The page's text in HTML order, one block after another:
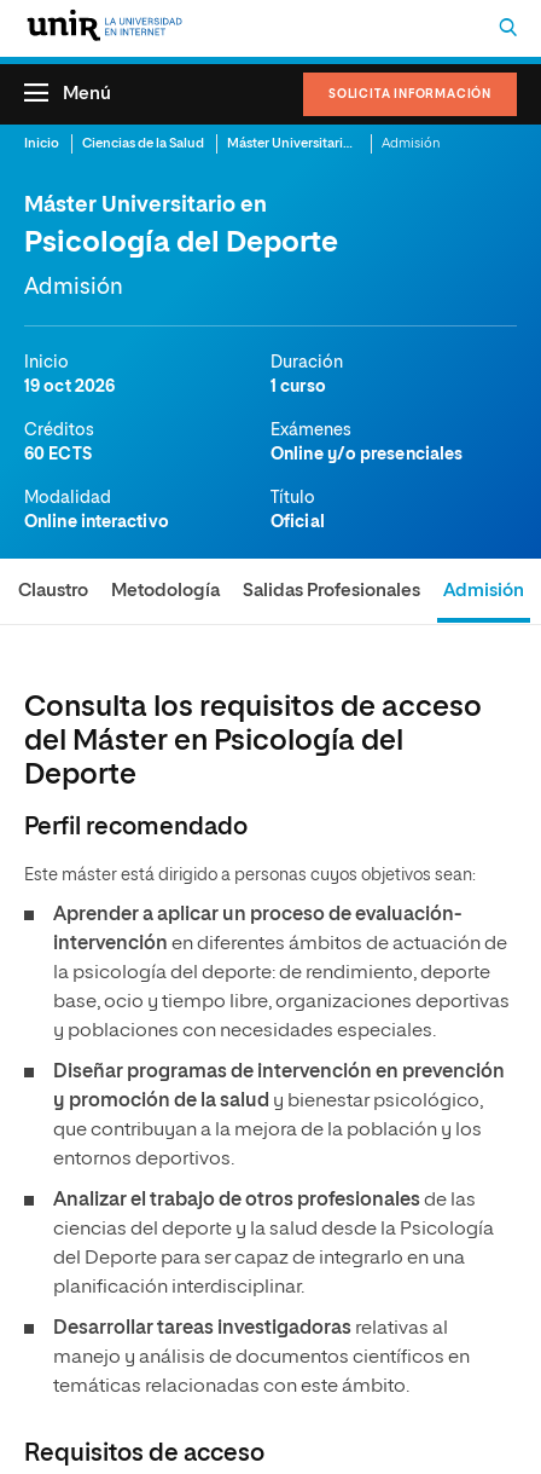
SOLICITA INFORMACIÓN
Menú
Inicio Ciencias de la Salud Máster Universitario en Psicología del Deporte Admisión
Máster Universitario en
Psicología del Deporte
Admisión
Inicio
19 oct 2026
Duración
1 curso
Créditos
60 ECTS
Exámenes
Online y/o presenciales
Modalidad
Online interactivo
Título
Oficial
Claustro Metodología Salidas Profesionales Admisión
Consulta los requisitos de acceso
del Máster en Psicología del
Deporte
Perfil recomendado
Este máster está dirigido a personas cuyos objetivos sean:
Aprender a aplicar un proceso de evaluación-
intervención en diferentes ámbitos de actuación de
la psicología del deporte: de rendimiento, deporte
base, ocio y tiempo libre, organizaciones deportivas
y poblaciones con necesidades especiales.
Diseñar programas de intervención en prevención
y promoción de la salud y bienestar psicológico,
que contribuyan a la mejora de la población y los
entornos deportivos.
Analizar el trabajo de otros profesionalesde las
ciencias del deporte y la salud desde la Psicología
del Deporte para ser capaz de integrarlo en una
planificación interdisciplinar.
Desarrollar tareas investigadoras relativas al
manejo y análisis de documentos científicos en
temáticas relacionadas con este ámbito.
Requisitos de acceso